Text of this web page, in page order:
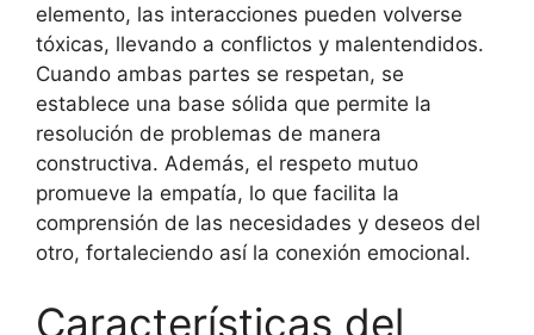
elemento, las interacciones pueden volverse
tóxicas, llevando a conflictos y malentendidos.
Cuando ambas partes se respetan, se
establece una base sólida que permite la
resolución de problemas de manera
constructiva. Además, el respeto mutuo
promueve la empatía, lo que facilita la
comprensión de las necesidades y deseos del
otro, fortaleciendo así la conexión emocional.
Características del